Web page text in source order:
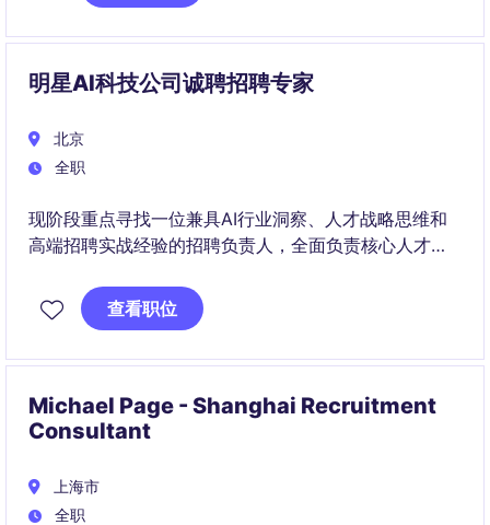
明星AI科技公司诚聘招聘专家
北京
全职
现阶段重点寻找一位兼具AI行业洞察、人才战略思维和
高端招聘实战经验的招聘负责人，全面负责核心人才引
查看职位
Michael Page - Shanghai Recruitment
Consultant
上海市
全职